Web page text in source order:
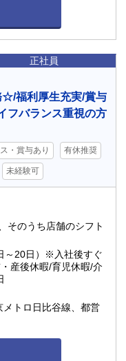
正社員
☆/福利厚生充実/賞与
フバランス重視の方
・賞与あり 有休推奨
未経験可
そのうち店舗のシフト
～20日）※入社後すぐ
産後休暇/育児休暇/介
トロ日比谷線、都営